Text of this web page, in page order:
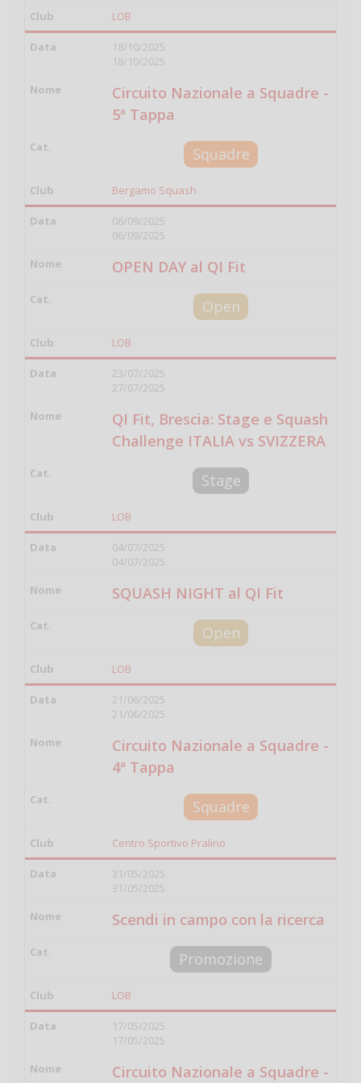
LOB
18/10/2025
18/10/2025
Circuito Nazionale a Squadre -
5ª Tappa
Squadre
Bergamo Squash
06/09/2025
06/09/2025
OPEN DAY al QI Fit
Open
LOB
23/07/2025
27/07/2025
QI Fit, Brescia: Stage e Squash
Challenge ITALIA vs SVIZZERA
Stage
LOB
04/07/2025
04/07/2025
SQUASH NIGHT al QI Fit
Open
LOB
21/06/2025
21/06/2025
Circuito Nazionale a Squadre -
4ª Tappa
Squadre
Centro Sportivo Pralino
31/05/2025
31/05/2025
Scendi in campo con la ricerca
Promozione
LOB
17/05/2025
17/05/2025
Circuito Nazionale a Squadre -